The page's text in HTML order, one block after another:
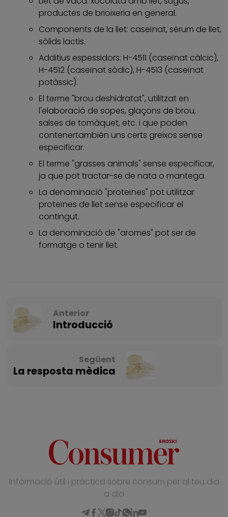
productes de brioixeria en general.
Components de la llet: caseïnat, sèrum de llet,
sòlids lactis.
Additius espessidors: H-4511 (caseïnat càlcic),
H-4512 (caseïnat sòdic), H-4513 (caseïnat
potàssic).
El terme "brou deshidratat", utilitzat en
l'elaboració de sopes, glaçons de brou,
salses de tomàquet, etc. i que poden
contenertambién uns certs greixos sense
especificar.
El terme "grasses animals" sense especificar,
ja que pot tractar-se de nata o mantega.
La denominació "proteïnes" pot utilitzar
proteïnes de llet sense especificar el
contingut.
La denominació de "aromes" pot ser de
formatge o tenir llet.
Anterior
Introducció
Següent
La resposta mèdica
Informació útil i pràctica sobre consum per al teu dia
a dia